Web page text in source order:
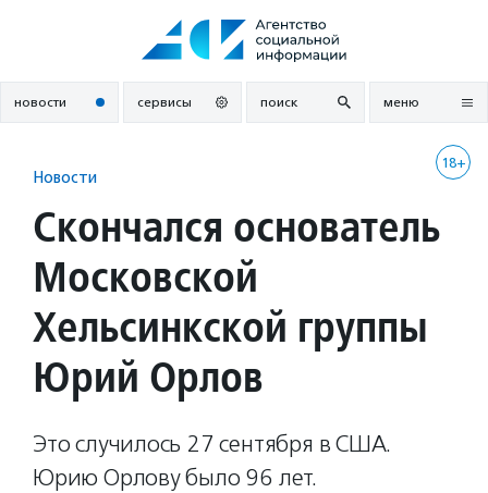
новости сервисы поиск меню
18+
Новости
Скончался основатель
Московской
Хельсинкской группы
Юрий Орлов
Это случилось 27 сентября в США.
Юрию Орлову было 96 лет.